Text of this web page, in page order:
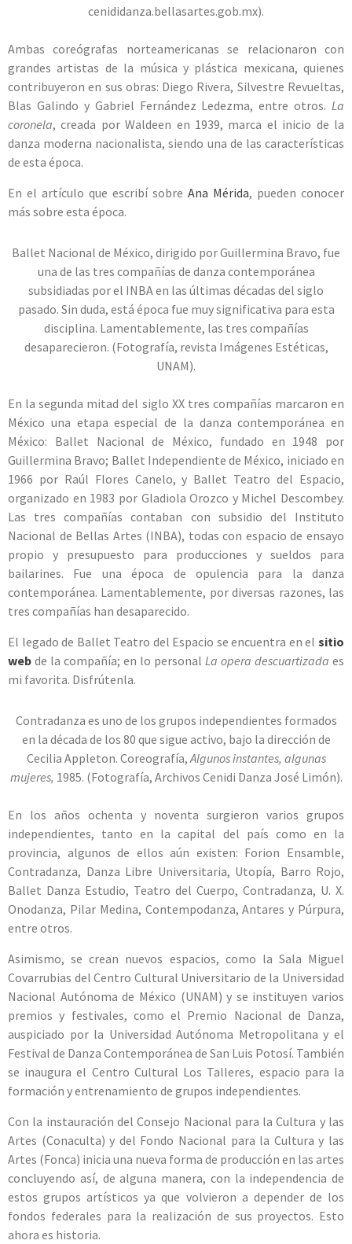
cenididanza.bellasartes.gob.mx).
Ambas coreógrafas norteamericanas se relacionaron con
grandes artistas de la música y plástica mexicana, quienes
contribuyeron en sus obras: Diego Rivera, Silvestre Revueltas,
Blas Galindo y Gabriel Fernández Ledezma, entre otros. La
coronela, creada por Waldeen en 1939, marca el inicio de la
danza moderna nacionalista, siendo una de las características
de esta época.
En el artículo que escribí sobre Ana Mérida, pueden conocer
más sobre esta época.
Ballet Nacional de México, dirigido por Guillermina Bravo, fue
una de las tres compañías de danza contemporánea
subsidiadas por el INBA en las últimas décadas del siglo
pasado. Sin duda, está época fue muy significativa para esta
disciplina. Lamentablemente, las tres compañías
desaparecieron. (Fotografía, revista Imágenes Estéticas,
UNAM).
En la segunda mitad del siglo XX tres compañías marcaron en
México una etapa especial de la danza contemporánea en
México: Ballet Nacional de México, fundado en 1948 por
Guillermina Bravo; Ballet Independiente de México, iniciado en
1966 por Raúl Flores Canelo, y Ballet Teatro del Espacio,
organizado en 1983 por Gladiola Orozco y Michel Descombey.
Las tres compañías contaban con subsidio del Instituto
Nacional de Bellas Artes (INBA), todas con espacio de ensayo
propio y presupuesto para producciones y sueldos para
bailarines. Fue una época de opulencia para la danza
contemporánea. Lamentablemente, por diversas razones, las
tres compañías han desaparecido.
El legado de Ballet Teatro del Espacio se encuentra en el sitio
web de la compañía; en lo personal La opera descuartizada es
mi favorita. Disfrútenla.
Contradanza es uno de los grupos independientes formados
en la década de los 80 que sigue activo, bajo la dirección de
Cecilia Appleton. Coreografía, Algunos instantes, algunas
mujeres, 1985. (Fotografía, Archivos Cenidi Danza José Limón).
En los años ochenta y noventa surgieron varios grupos
independientes, tanto en la capital del país como en la
provincia, algunos de ellos aún existen: Forion Ensamble,
Contradanza, Danza Libre Universitaria, Utopía, Barro Rojo,
Ballet Danza Estudio, Teatro del Cuerpo, Contradanza, U. X.
Onodanza, Pilar Medina, Contempodanza, Antares y Púrpura,
entre otros.
Asimismo, se crean nuevos espacios, como la Sala Miguel
Covarrubias del Centro Cultural Universitario de la Universidad
Nacional Autónoma de México (UNAM) y se instituyen varios
premios y festivales, como el Premio Nacional de Danza,
auspiciado por la Universidad Autónoma Metropolitana y el
Festival de Danza Contemporánea de San Luis Potosí. También
se inaugura el Centro Cultural Los Talleres, espacio para la
formación y entrenamiento de grupos independientes.
Con la instauración del Consejo Nacional para la Cultura y las
Artes (Conaculta) y del Fondo Nacional para la Cultura y las
Artes (Fonca) inicia una nueva forma de producción en las artes
concluyendo así, de alguna manera, con la independencia de
estos grupos artísticos ya que volvieron a depender de los
fondos federales para la realización de sus proyectos. Esto
ahora es historia.